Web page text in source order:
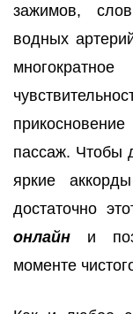
зажимов,
водных
пассаж. Чтобы
яркие
достаточно
онлайн и
моменте